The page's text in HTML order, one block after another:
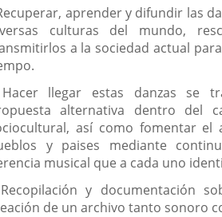
aprender y difundir las
culturas del mundo,
a la sociedad actual
llegar estas danzas se
alternativa dentro del
así como fomentar el
y paises mediante
musical que a cada uno
y documentación
de un archivo tanto sonoro